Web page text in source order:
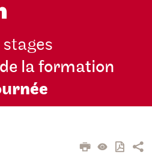
la formation
rnée